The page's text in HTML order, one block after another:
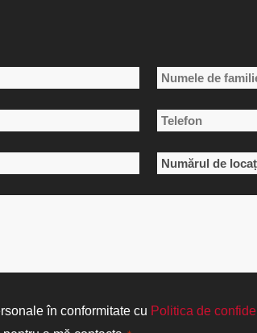
Numele
de
familie
Telefon
Numărul
în conformitate cu Politica de